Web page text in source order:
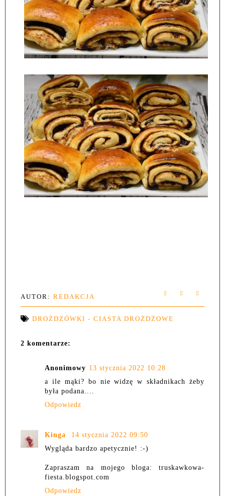
AUTOR: REDAKCJA
DROŻDŻÓWKI - CIASTA DROŻDŻOWE
2 komentarze:
Anonimowy 13 stycznia 2022 10:28
a ile mąki? bo nie widzę w składnikach żeby
była podana....
Odpowiedz
Kinga
14 stycznia 2022 09:50
Wygląda bardzo apetycznie! :-)
Zapraszam na mojego bloga: truskawkowa-
fiesta.blogspot.com
Odpowiedz